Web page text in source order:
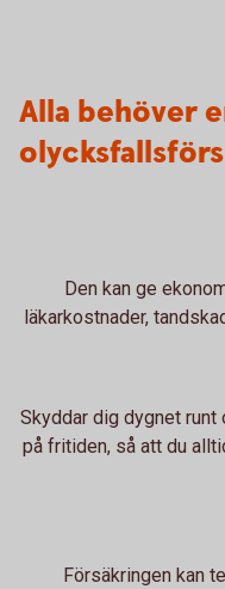
Alla behöver
Den kan ge
läkarkostnader,
Skyddar dig dygnet runt
på fritiden, så att du
Försäkringen kan